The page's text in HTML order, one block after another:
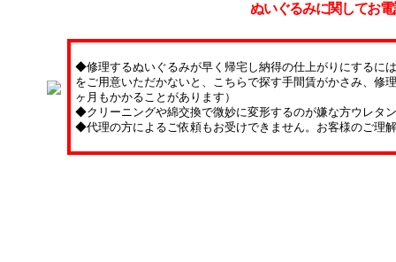
ぬいぐるみに関してお
◆修理するぬいぐるみが早く帰宅し納得の仕上がりにするに
をご用意いただかないと、こちらで探す手間賃がかさみ、修
ヶ月もかかることがあります）
◆クリーニングや綿交換で微妙に変形するのが嫌な方ウレタ
◆代理の方によるご依頼もお受けできません。お客様のご理